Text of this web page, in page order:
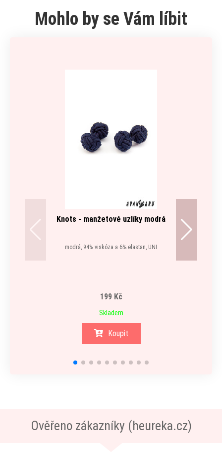
Mohlo by se Vám líbit
Knots - manžetové uzlíky modrá
modrá, 94% viskóza a 6% elastan, UNI
199 Kč
Skladem
Koupit
Ověřeno zákazníky (heureka.cz)